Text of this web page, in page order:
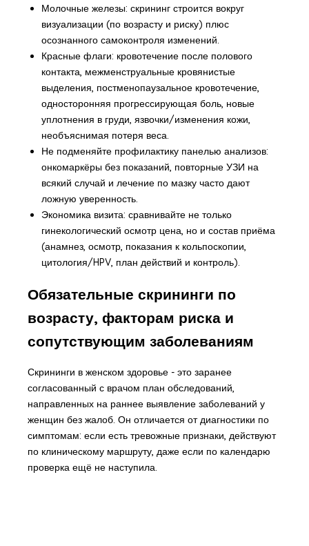
Молочные железы: скрининг строится вокруг
визуализации (по возрасту и риску) плюс
осознанного самоконтроля изменений.
Красные флаги: кровотечение после полового
контакта, межменструальные кровянистые
выделения, постменопаузальное кровотечение,
односторонняя прогрессирующая боль, новые
уплотнения в груди, язвочки/изменения кожи,
необъяснимая потеря веса.
Не подменяйте профилактику панелью анализов:
онкомаркёры без показаний, повторные УЗИ на
всякий случай и лечение по мазку часто дают
ложную уверенность.
Экономика визита: сравнивайте не только
гинекологический осмотр цена, но и состав приёма
(анамнез, осмотр, показания к кольпоскопии,
цитология/HPV, план действий и контроль).
Обязательные скрининги по
возрасту, факторам риска и
сопутствующим заболеваниям
Скрининги в женском здоровье - это заранее
согласованный с врачом план обследований,
направленных на раннее выявление заболеваний у
женщин без жалоб. Он отличается от диагностики по
симптомам: если есть тревожные признаки, действуют
по клиническому маршруту, даже если по календарю
проверка ещё не наступила.